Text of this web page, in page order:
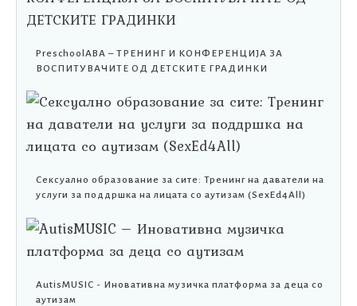
PreschoolABA – ТРЕНИНГ И КОНФЕРЕНЦИЈА ЗА
ВОСПИТУВАЧИТЕ ОД ДЕТСКИТЕ ГРАДИНКИ
Сексуално образование за сите: Тренинг на даватели на
услуги за поддршка на лицата со аутизам (SexEd4All)
AutisMUSIC - Иновативна музичка платформа за деца со
аутизам